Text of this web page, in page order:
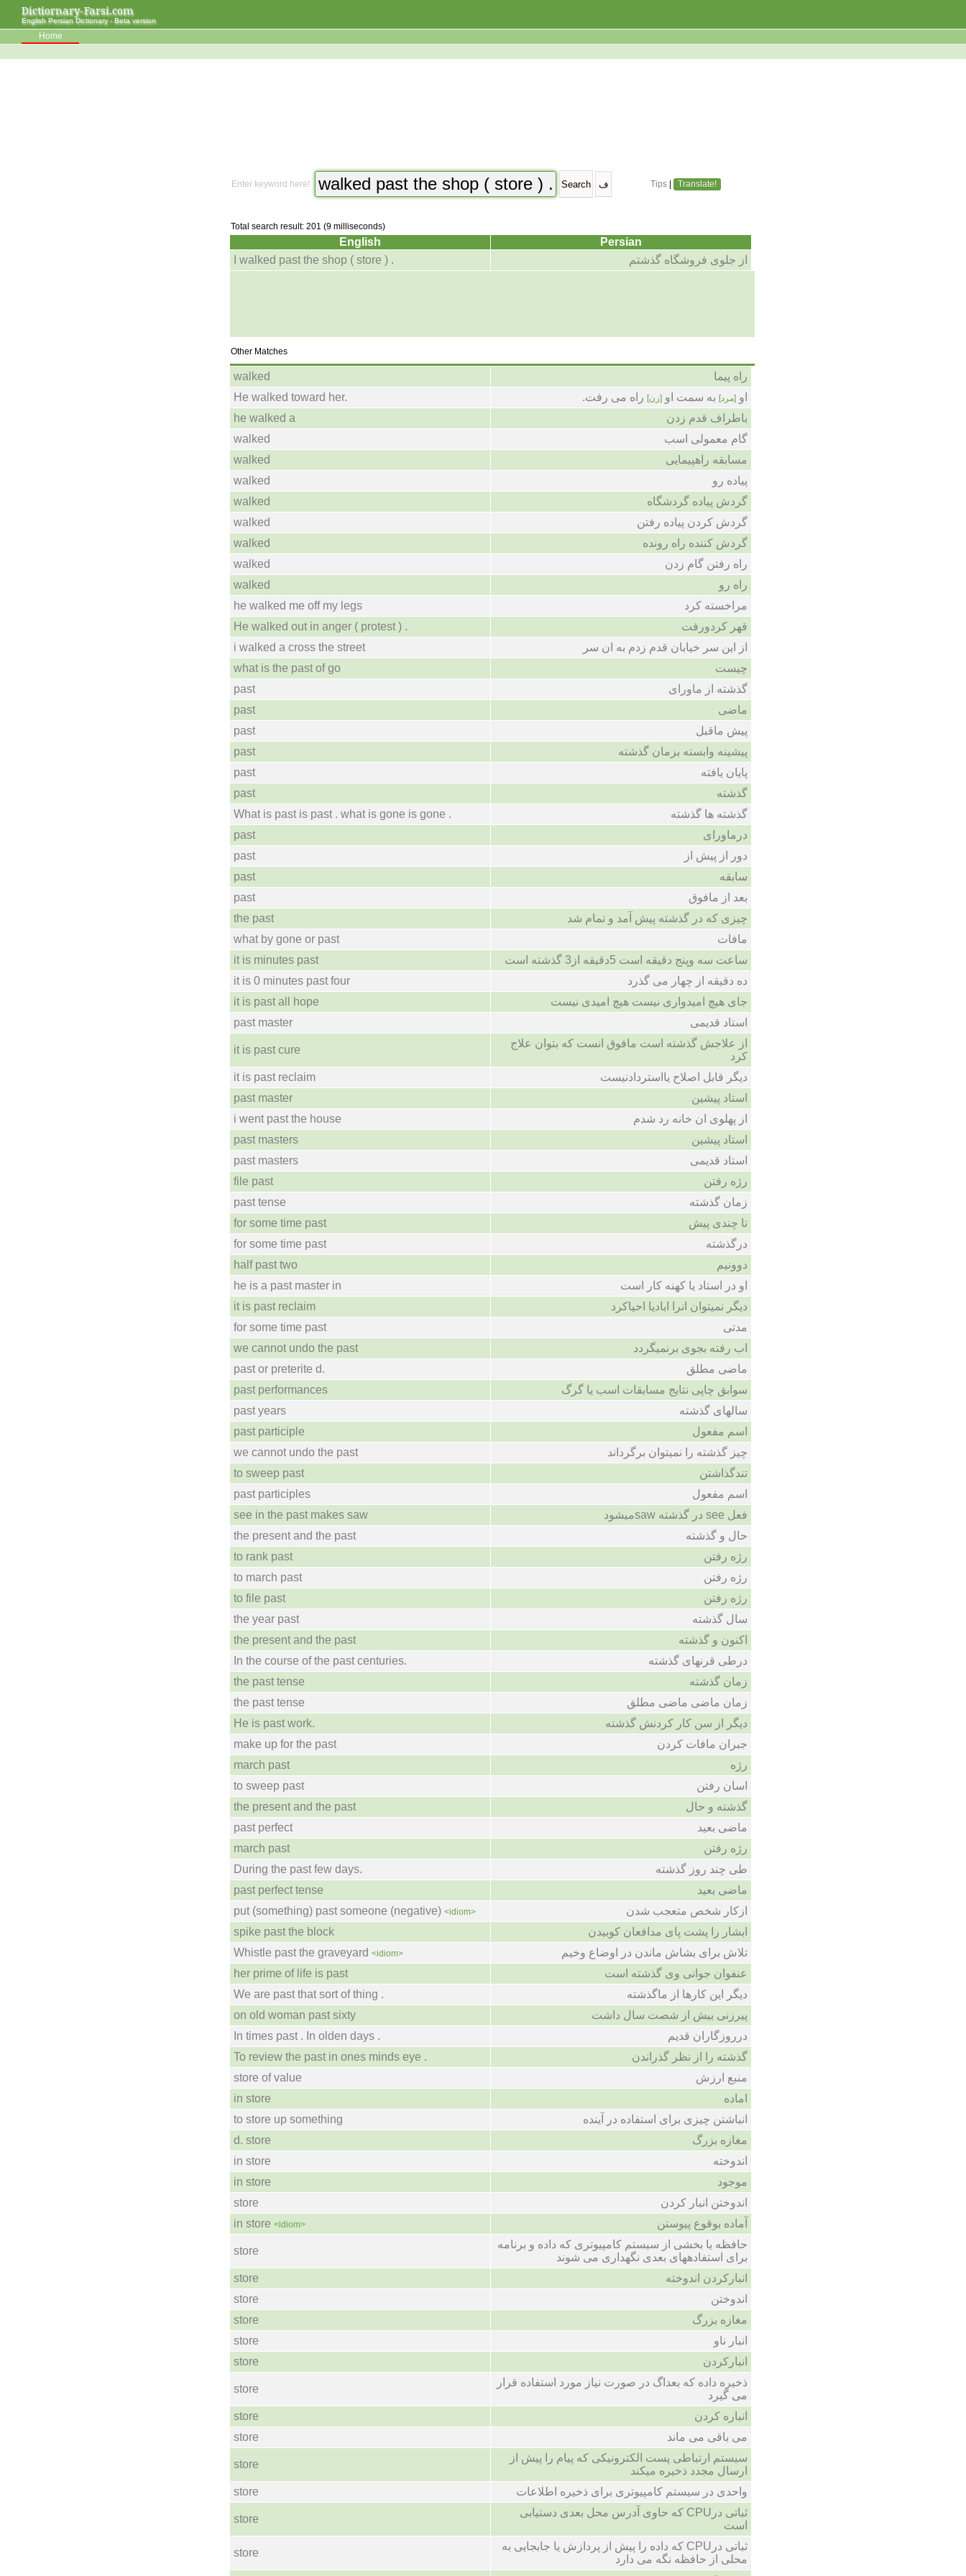
Dictiornary-Farsi.com
English Persian Dictionary - Beta version
Home
Enter keyword here! Tips Translate!
Total search result: 201 (9 milliseconds)
English
Persian
I walked past the shop ( store ) .
از جلوی فروشگاه گذشتم
Other Matches
walked
راه پیما
He walked toward her.
او [مرد] به سمت او [زن] راه می رفت.
he walked a
باطراف قدم زدن
walked
گام معمولی اسب
walked
مسابقه راهپیمایی
walked
پیاده رو
walked
گردش پیاده گردشگاه
walked
گردش کردن پیاده رفتن
walked
گردش کننده راه رونده
walked
راه رفتن گام زدن
walked
راه رو
he walked me off my legs
مراخسته کرد
He walked out in anger ( protest ) .
قهر کردورفت
i walked a cross the street
از این سر خیابان قدم زدم به ان سر
what is the past of go
چیست
past
گذشته از ماورای
past
ماضی
past
پیش ماقبل
past
پیشینه وابسته بزمان گذشته
past
پایان یافته
past
گذشته
What is past is past . what is gone is gone .
گذشته ها گذشته
past
درماورای
past
دور از پیش از
past
سابقه
past
بعد از مافوق
the past
چیزی که در گذشته پیش آمد و تمام شد
what by gone or past
مافات
it is minutes past
ساعت سه وپنج دقیقه است 5دقیقه از3 گذشته است
it is 0 minutes past four
ده دقیقه از چهار می گذرد
it is past all hope
جای هیچ امیدواری نیست هیچ امیدی نیست
past master
استاد قدیمی
it is past cure
از علاجش گذشته است مافوق انست که بتوان علاج
کرد
it is past reclaim
دیگر قابل اصلاح یااستردادنیست
past master
استاد پیشین
i went past the house
از پهلوی ان خانه رد شدم
past masters
استاد پیشین
past masters
استاد قدیمی
file past
رژه رفتن
past tense
زمان گذشته
for some time past
تا چندی پیش
for some time past
درگذشته
half past two
دوونیم
he is a past master in
او در استاد یا کهنه کار است
it is past reclaim
دیگر نمیتوان انرا ابادیا احیاکرد
for some time past
مدتی
we cannot undo the past
اب رفته بجوی برنمیگردد
past or preterite d.
ماضی مطلق
past performances
سوابق چاپی نتایج مسابقات اسب یا گرگ
past years
سالهای گذشته
past participle
اسم مفعول
we cannot undo the past
چیز گذشته را نمیتوان برگرداند
to sweep past
تندگذاشتن
past participles
اسم مفعول
see in the past makes saw
فعل see در گذشته sawمیشود
the present and the past
حال و گذشته
to rank past
رژه رفتن
to march past
رژه رفتن
to file past
رژه رفتن
the year past
سال گذشته
the present and the past
اکنون و گذشته
In the course of the past centuries.
درطی قرنهای گذشته
the past tense
زمان گذشته
the past tense
زمان ماضی ماضی مطلق
He is past work.
دیگر از سن کار کردنش گذشته
make up for the past
جبران مافات کردن
march past
رژه
to sweep past
اسان رفتن
the present and the past
گذشته و حال
past perfect
ماضی بعید
march past
رژه رفتن
During the past few days.
طی چند روز گذشته
past perfect tense
ماضی بعید
put (something) past someone (negative) <idiom>
ازکار شخص متعجب شدن
spike past the block
ابشار را پشت پای مدافعان کوبیدن
Whistle past the graveyard <idiom>
تلاش برای بشاش ماندن در اوضاع وخیم
her prime of life is past
عنفوان جوانی وی گذشته است
We are past that sort of thing .
دیگر این کارها از ماگذشته
on old woman past sixty
پیرزنی بیش از شصت سال داشت
In times past . In olden days .
درروزگاران قدیم
To review the past in ones minds eye .
گذشته را از نظر گذراندن
store of value
منبع ارزش
in store
اماده
to store up something
انباشتن چیزی برای استفاده در آینده
d. store
مغازه بزرگ
in store
اندوخته
in store
موجود
store
اندوختن انبار کردن
in store <idiom> آماده بوقوع پیوستن
store
حافظه یا بخشی از سیستم کامپیوتری که داده و برنامه
برای استفادههای بعدی نگهداری می شوند
store
انبارکردن اندوخته
store
اندوختن
store
مغازه بزرگ
store
انبار ناو
store
انبارکردن
store
ذخیره داده که بعداگ در صورت نیاز مورد استفاده قرار
می گیرد
store
انباره کردن
store
می باقی می ماند
store
سیستم ارتباطی پست الکترونیکی که پیام را پیش از
ارسال مجدد ذخیره میکند
store
واحدی در سیستم کامپیوتری برای ذخیره اطلاعات
store
ثباتی درCPU که حاوی آدرس محل بعدی دستیابی
است
store
ثباتی درCPU که داده را پیش از پردازش یا جابجایی به
محلی از حافظه نگه می دارد